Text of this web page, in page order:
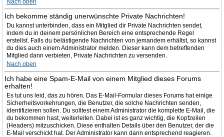
Nach oben
Ich bekomme ständig unerwünschte Private Nachrichten!
Du kannst unterbinden, dass ein Mitglied dir Private Nachrichten sendet,
indem du in deinem persönlichen Bereich eine entsprechende Regel
erstellst. Falls du belästigende Nachrichten von jemandem erhältst, so kannst
du dies auch einem Administrator melden. Dieser kann dem betreffenden
Mitglied dann verbieten, Private Nachrichten zu versenden.
Nach oben
Ich habe eine Spam-E-Mail von einem Mitglied dieses Forums
erhalten!
Es tut uns leid, das zu hören. Das E-Mail-Formular dieses Forums hat einige
Sicherheitsvorkehrungen, die Benutzer, die solche Nachrichten senden,
identifizieren sollen. Du solltest einem Administrator die komplette E-Mail, die
du bekommen hast, weiterleiten. Dabei ist es ganz wichtig, die Kopfzeilen
(Headers) mitzuschicken. Diese enthalten Details über den Benutzer, der die
E-Mail verschickt hat. Der Administrator kann dann entsprechend reagieren.